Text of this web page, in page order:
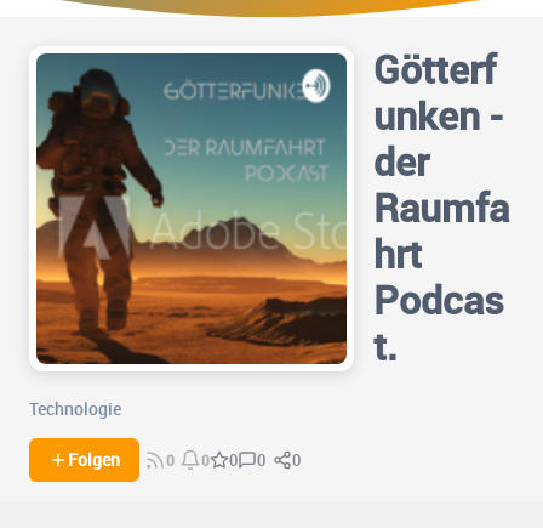
Götterf
unken -
der
Raumfa
hrt
Podcas
t.
Technologie
Folgen 0 0 0 0 0